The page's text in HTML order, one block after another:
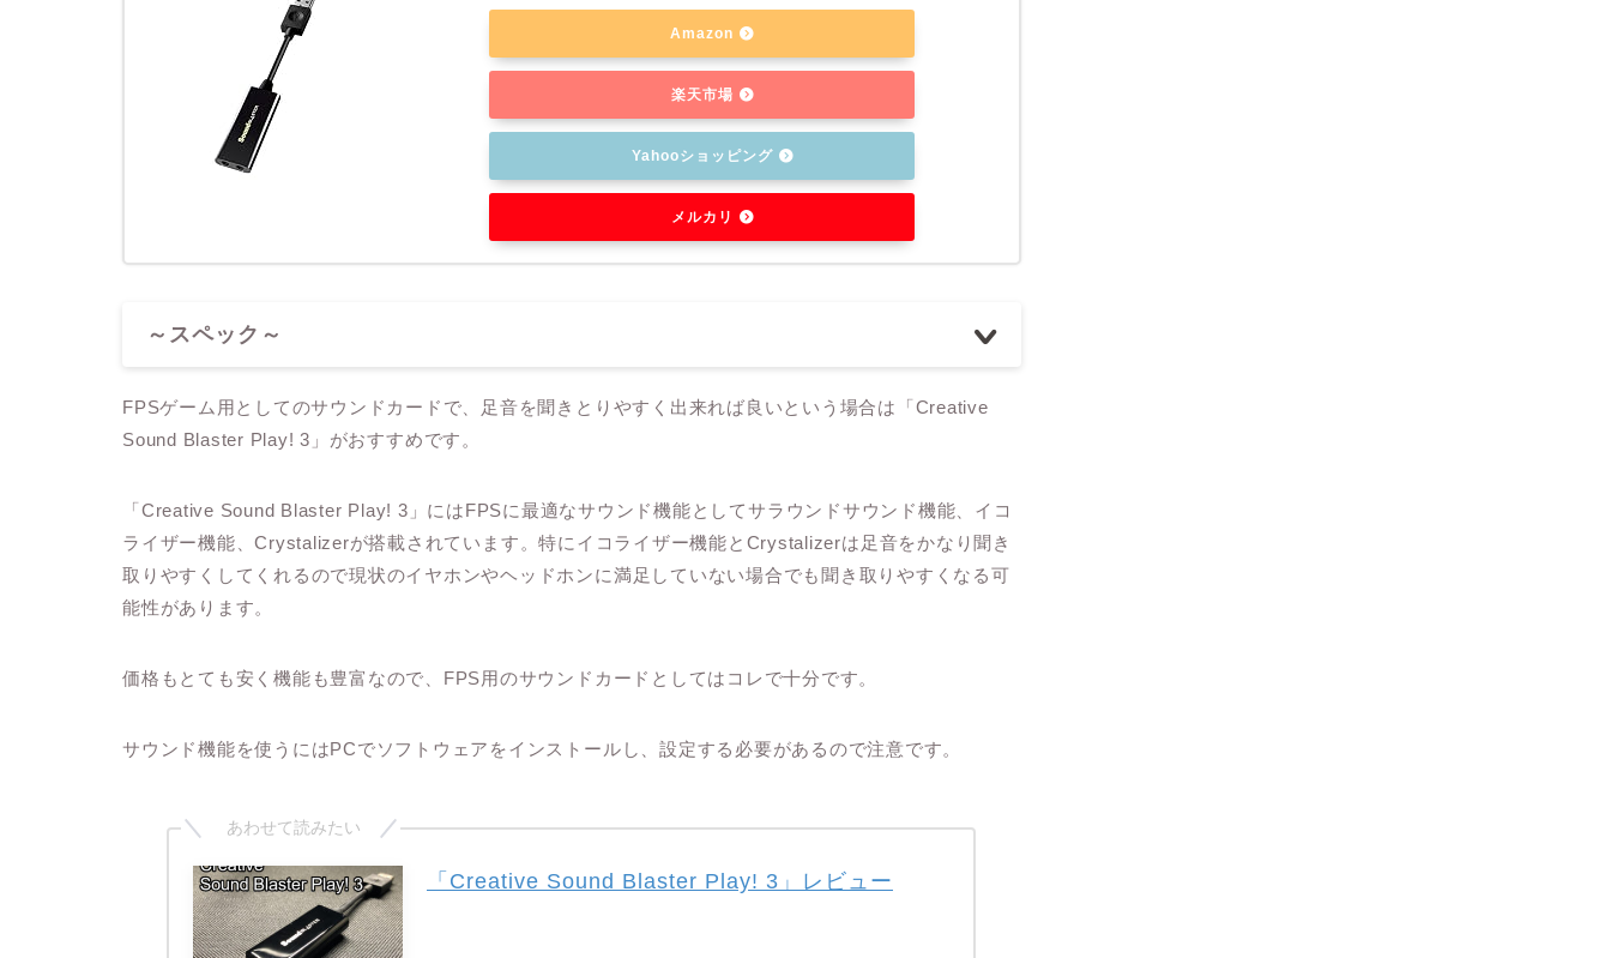
Amazon
楽天市場
Yahooショッピング
メルカリ
～スペック～
FPSゲーム用としてのサウンドカードで、足音を聞きとりやすく出来れば良いという場合は「Creative
Sound Blaster Play! 3」がおすすめです。
「Creative Sound Blaster Play! 3」にはFPSに最適なサウンド機能としてサラウンドサウンド機能、イコ
ライザー機能、Crystalizerが搭載されています。特にイコライザー機能とCrystalizerは足音をかなり聞き
取りやすくしてくれるので現状のイヤホンやヘッドホンに満足していない場合でも聞き取りやすくなる可
能性があります。
価格もとても安く機能も豊富なので、FPS用のサウンドカードとしてはコレで十分です。
サウンド機能を使うにはPCでソフトウェアをインストールし、設定する必要があるので注意です。
「Creative Sound Blaster Play! 3」レビュー